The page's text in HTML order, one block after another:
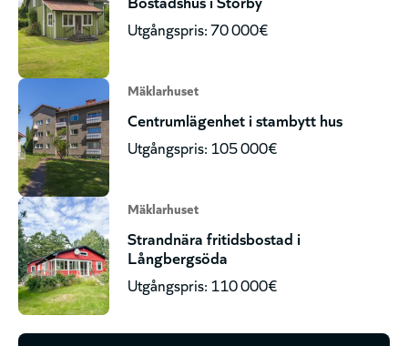
Utgångspris: 70 000€
Mäklarhuset
Centrumlägenhet i stambytt hus
Utgångspris: 105 000€
Mäklarhuset
Strandnära fritidsbostad i
Långbergsöda
Utgångspris: 110 000€